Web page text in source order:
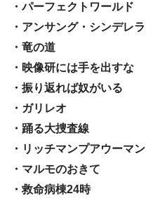
・パーフェクトワールド
・アンサング・シンデレラ
・竜の道
・映像研には手を出すな
・振り返れば奴がいる
・ガリレオ
・踊る大捜査線
・リッチマンプアウーマン
・マルモのおきて
・救命病棟24時